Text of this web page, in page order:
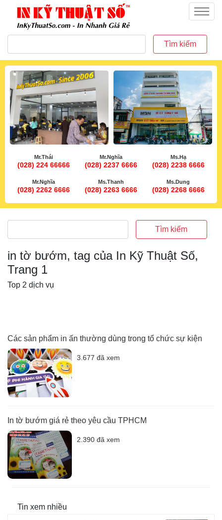
inkythuatso.com
Menu
Tìm kiếm
Mr.Thái
(028) 224 66666
Mr.Nghĩa
(028) 2237 6666
Ms.Hạ
(028) 2238 6666
Mr.Nghĩa
(028) 2262 6666
Ms.Thanh
(028) 2263 6666
Ms.Dung
(028) 2268 6666
Tìm kiếm
in tờ bướm, tag của In Kỹ Thuật Số,
Trang 1
Top 2 dịch vụ
Các sản phẩm in ấn thường dùng trong tổ chức sự kiện
3.677 đã xem
In tờ bướm giá rẻ theo yêu cầu TPHCM
2.390 đã xem
Tin xem nhiều